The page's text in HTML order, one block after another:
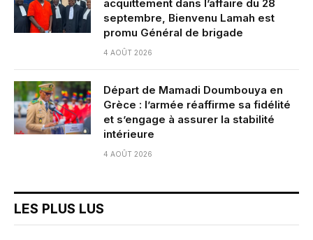
acquittement dans l’affaire du 28
septembre, Bienvenu Lamah est
promu Général de brigade
4 AOÛT 2026
Départ de Mamadi Doumbouya en
Grèce : l’armée réaffirme sa fidélité
et s’engage à assurer la stabilité
intérieure
4 AOÛT 2026
LES PLUS LUS